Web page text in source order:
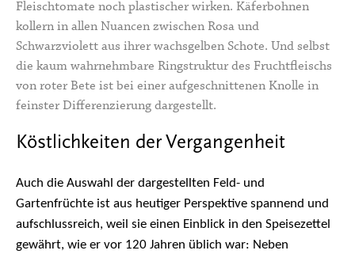
Fleischtomate noch plastischer wirken. Käferbohnen
kollern in allen Nuancen zwischen Rosa und
Schwarzviolett aus ihrer wachsgelben Schote. Und selbst
die kaum wahrnehmbare Ringstruktur des Fruchtfleischs
von roter Bete ist bei einer aufgeschnittenen Knolle in
feinster Differenzierung dargestellt.
Köstlichkeiten der Vergangenheit
Auch die Auswahl der dargestellten Feld- und
Gartenfrüchte ist aus heutiger Perspektive spannend und
aufschlussreich, weil sie einen Einblick in den Speisezettel
gewährt, wie er vor 120 Jahren üblich war: Neben